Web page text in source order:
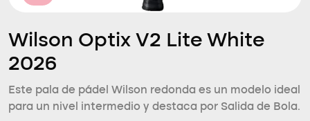
Wilson Optix V2 Lite White
2026
Este pala de pádel Wilson redonda es un modelo ideal
para un nivel intermedio y destaca por Salida de Bola.